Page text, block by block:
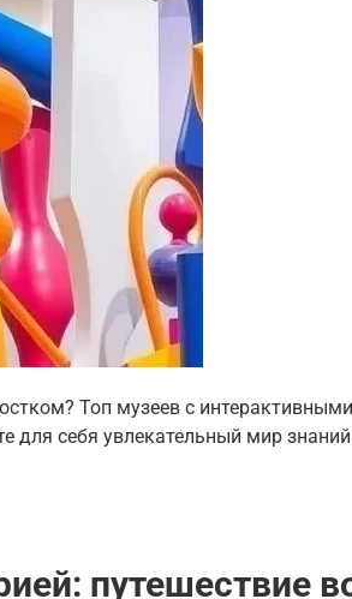
Топ музеев с
для себя увлекательный мир
путешествие